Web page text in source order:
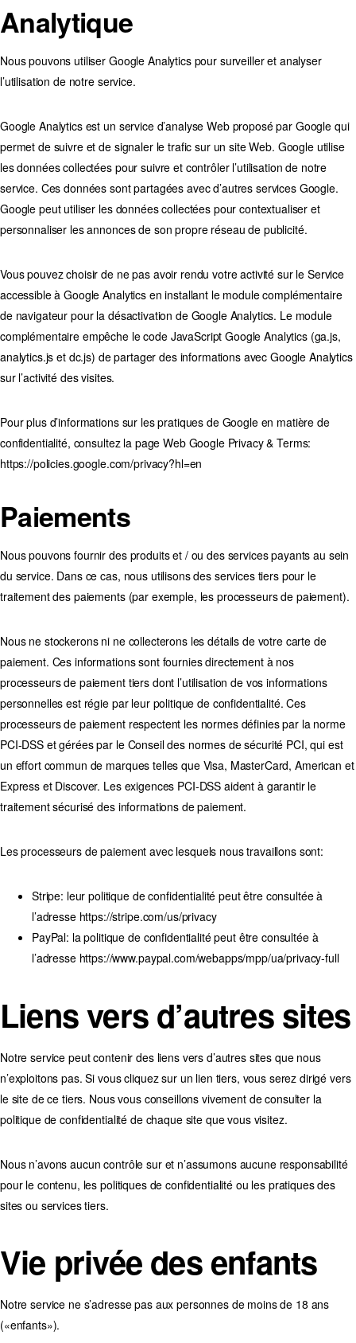
Analytique
Nous pouvons utiliser Google Analytics pour surveiller et analyser
l’utilisation de notre service.
Google Analytics est un service d’analyse Web proposé par Google qui
permet de suivre et de signaler le trafic sur un site Web. Google utilise
les données collectées pour suivre et contrôler l’utilisation de notre
service. Ces données sont partagées avec d’autres services Google.
Google peut utiliser les données collectées pour contextualiser et
personnaliser les annonces de son propre réseau de publicité.
Vous pouvez choisir de ne pas avoir rendu votre activité sur le Service
accessible à Google Analytics en installant le module complémentaire
de navigateur pour la désactivation de Google Analytics. Le module
complémentaire empêche le code JavaScript Google Analytics (ga.js,
analytics.js et dc.js) de partager des informations avec Google Analytics
sur l’activité des visites.
Pour plus d’informations sur les pratiques de Google en matière de
confidentialité, consultez la page Web Google Privacy & Terms:
https://policies.google.com/privacy?hl=en
Paiements
Nous pouvons fournir des produits et / ou des services payants au sein
du service. Dans ce cas, nous utilisons des services tiers pour le
traitement des paiements (par exemple, les processeurs de paiement).
Nous ne stockerons ni ne collecterons les détails de votre carte de
paiement. Ces informations sont fournies directement à nos
processeurs de paiement tiers dont l’utilisation de vos informations
personnelles est régie par leur politique de confidentialité. Ces
processeurs de paiement respectent les normes définies par la norme
PCI-DSS et gérées par le Conseil des normes de sécurité PCI, qui est
un effort commun de marques telles que Visa, MasterCard, American et
Express et Discover. Les exigences PCI-DSS aident à garantir le
traitement sécurisé des informations de paiement.
Les processeurs de paiement avec lesquels nous travaillons sont:
Stripe: leur politique de confidentialité peut être consultée à
l’adresse https://stripe.com/us/privacy
PayPal: la politique de confidentialité peut être consultée à
l’adresse https://www.paypal.com/webapps/mpp/ua/privacy-full
Liens vers d’autres sites
Notre service peut contenir des liens vers d’autres sites que nous
n’exploitons pas. Si vous cliquez sur un lien tiers, vous serez dirigé vers
le site de ce tiers. Nous vous conseillons vivement de consulter la
politique de confidentialité de chaque site que vous visitez.
Nous n’avons aucun contrôle sur et n’assumons aucune responsabilité
pour le contenu, les politiques de confidentialité ou les pratiques des
sites ou services tiers.
Vie privée des enfants
Notre service ne s’adresse pas aux personnes de moins de 18 ans
(«enfants»).